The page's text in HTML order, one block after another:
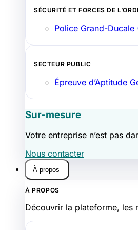
SÉCURITÉ ET FORCES DE
Police Grand-
SECTEUR PUBLIC
Épreuve d’Aptitude
Sur-mesure
Votre entreprise n’est pas
Nous contacter
À propos
À PROPOS
Découvrir la plateforme, les